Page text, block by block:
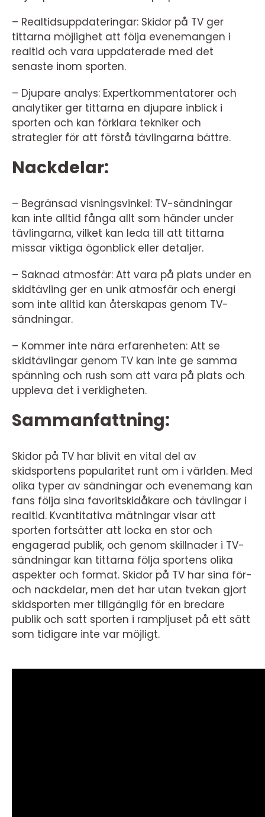
– Realtidsuppdateringar: Skidor på TV ger
tittarna möjlighet att följa evenemangen i
realtid och vara uppdaterade med det
senaste inom sporten.
– Djupare analys: Expertkommentatorer och
analytiker ger tittarna en djupare inblick i
sporten och kan förklara tekniker och
strategier för att förstå tävlingarna bättre.
Nackdelar:
– Begränsad visningsvinkel: TV-sändningar
kan inte alltid fånga allt som händer under
tävlingarna, vilket kan leda till att tittarna
missar viktiga ögonblick eller detaljer.
– Saknad atmosfär: Att vara på plats under en
skidtävling ger en unik atmosfär och energi
som inte alltid kan återskapas genom TV-
sändningar.
– Kommer inte nära erfarenheten: Att se
skidtävlingar genom TV kan inte ge samma
spänning och rush som att vara på plats och
uppleva det i verkligheten.
Sammanfattning:
Skidor på TV har blivit en vital del av
skidsportens popularitet runt om i världen. Med
olika typer av sändningar och evenemang kan
fans följa sina favoritskidåkare och tävlingar i
realtid. Kvantitativa mätningar visar att
sporten fortsätter att locka en stor och
engagerad publik, och genom skillnader i TV-
sändningar kan tittarna följa sportens olika
aspekter och format. Skidor på TV har sina för-
och nackdelar, men det har utan tvekan gjort
skidsporten mer tillgänglig för en bredare
publik och satt sporten i rampljuset på ett sätt
som tidigare inte var möjligt.